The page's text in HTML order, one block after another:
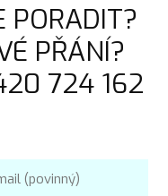
PORADIT?
PŘÁNÍ?
724 162